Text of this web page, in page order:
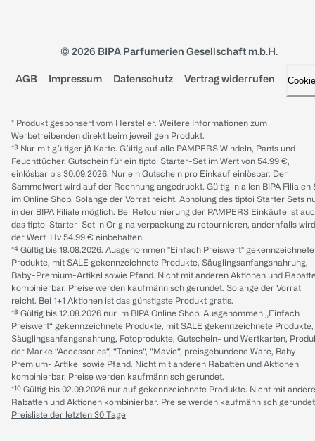
© 2026 BIPA Parfumerien Gesellschaft m.b.H.
AGB Impressum Datenschutz Vertrag widerrufen
* Produkt gesponsert vom Hersteller. Weitere Informationen zum
Werbetreibenden direkt beim jeweiligen Produkt.
*³ Nur mit gültiger jö Karte. Gültig auf alle PAMPERS Windeln, Pants und
Feuchttücher. Gutschein für ein tiptoi Starter-Set im Wert von 54.99 €,
einlösbar bis 30.09.2026. Nur ein Gutschein pro Einkauf einlösbar. Der
Sammelwert wird auf der Rechnung angedruckt. Gültig in allen BIPA Filialen
im Online Shop. Solange der Vorrat reicht. Abholung des tiptoi Starter Sets
in der BIPA Filiale möglich. Bei Retournierung der PAMPERS Einkäufe ist
das tiptoi Starter-Set in Originalverpackung zu retournieren, andernfalls wird
der Wert iHv 54.99 € einbehalten.
*⁴ Gültig bis 19.08.2026. Ausgenommen "Einfach Preiswert" gekennzeichnete
Produkte, mit SALE gekennzeichnete Produkte, Säuglingsanfangsnahrung,
Baby-Premium-Artikel sowie Pfand. Nicht mit anderen Aktionen und
kombinierbar. Preise werden kaufmännisch gerundet. Solange der Vorrat
reicht. Bei 1+1 Aktionen ist das günstigste Produkt gratis.
*⁸ Gültig bis 12.08.2026 nur im BIPA Online Shop. Ausgenommen „Einfach
Preiswert“ gekennzeichnete Produkte, mit SALE gekennzeichnete Produkte,
Säuglingsanfangsnahrung, Fotoprodukte, Gutschein- und Wertkarten,
der Marke “Accessories“, “Tonies“, “Mavie“, preisgebundene Ware, Baby
Premium- Artikel sowie Pfand. Nicht mit anderen Rabatten und Aktionen
kombinierbar. Preise werden kaufmännisch gerundet.
*¹⁰ Gültig bis 02.09.2026 nur auf gekennzeichnete Produkte. Nicht mit
Rabatten und Aktionen kombinierbar. Preise werden kaufmännisch
Preisliste der letzten 30 Tage